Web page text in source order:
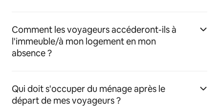
Comment les voyageurs accéderont-ils à
l'immeuble/à mon logement en mon
absence ?
Qui doit s'occuper du ménage après le
départ de mes voyageurs ?